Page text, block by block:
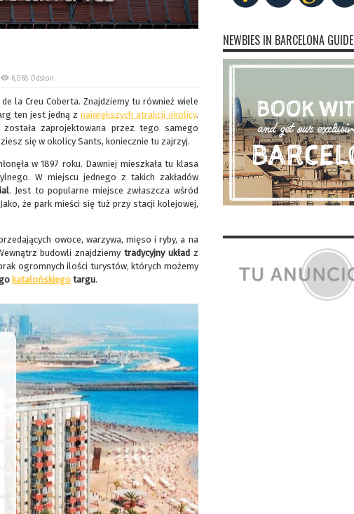
6,068 Odsłon
la Creu Coberta. Znajdziemy tu również wiele
ten jest jedną z największych atrakcji okolicy.
zaprojektowana przez tego samego
się w okolicy Sants, koniecznie tu zajrzyj.
w 1897 roku. Dawniej mieszkała tu klasa
W miejscu jednego z takich zakładów
. Jest to popularne miejsce zwłaszcza wśród
że park mieści się tuż przy stacji kolejowej,
owoce, warzywa, mięso i ryby, a na
budowli znajdziemy tradycyjny układ z
ogromnych ilości turystów, których możemy
katalońskiegotargu.
NEWBIES IN BARCELONA GUIDE